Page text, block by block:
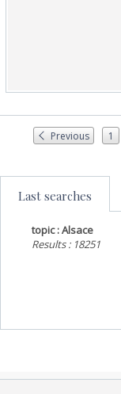
Previous 1
Last searches
topic : Alsace
Results : 18251